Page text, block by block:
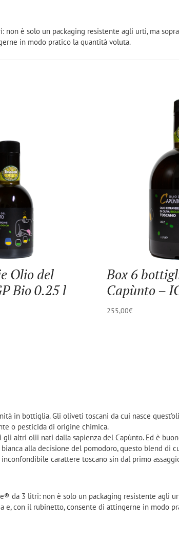
non è solo un packaging resistente agli urti, ma
in modo pratico la quantità voluta.
Olio del
Bio 0.25 l
Box 6
Capùnto –
255,00€
in bottiglia. Gli oliveti toscani da cui nasce
o pesticida di origine chimica.
altri olii nati dalla sapienza del Capùnto. Ed è
alla decisione del pomodoro, questo blend di
carattere toscano sin dal primo
da 3 litri: non è solo un packaging resistente agli
e, con il rubinetto, consente di attingerne in modo